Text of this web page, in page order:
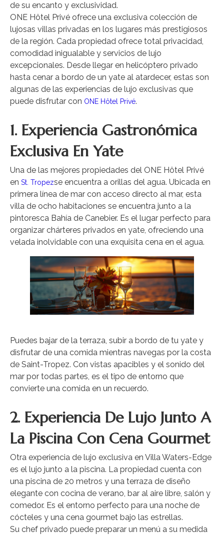
de su encanto y exclusividad.
ONE Hôtel Privé ofrece una exclusiva colección de
lujosas villas privadas en los lugares más prestigiosos
de la región. Cada propiedad ofrece total privacidad,
comodidad inigualable y servicios de lujo
excepcionales. Desde llegar en helicóptero privado
hasta cenar a bordo de un yate al atardecer, estas son
algunas de las experiencias de lujo exclusivas que
puede disfrutar con ONE Hôtel Privé.
1. Experiencia Gastronómica
Exclusiva En Yate
Una de las mejores propiedades del ONE Hôtel Privé
en St. Tropezse encuentra a orillas del agua. Ubicada en
primera línea de mar con acceso directo al mar, esta
villa de ocho habitaciones se encuentra junto a la
pintoresca Bahía de Canebier. Es el lugar perfecto para
organizar chárteres privados en yate, ofreciendo una
velada inolvidable con una exquisita cena en el agua.
Puedes bajar de la terraza, subir a bordo de tu yate y
disfrutar de una comida mientras navegas por la costa
de Saint-Tropez. Con vistas apacibles y el sonido del
mar por todas partes, es el tipo de entorno que
convierte una comida en un recuerdo.
2. Experiencia De Lujo Junto A
La Piscina Con Cena Gourmet
Otra experiencia de lujo exclusiva en Villa Waters-Edge
es el lujo junto a la piscina. La propiedad cuenta con
una piscina de 20 metros y una terraza de diseño
elegante con cocina de verano, bar al aire libre, salón y
comedor. Es el entorno perfecto para una noche de
cócteles y una cena gourmet bajo las estrellas.
Su chef privado puede preparar un menú a su medida